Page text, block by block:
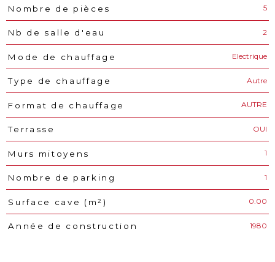
Nombre de pièces 5
Nb de salle d'eau 2
Mode de chauffage Electrique
Type de chauffage Autre
Format de chauffage AUTRE
Terrasse OUI
Murs mitoyens 1
Nombre de parking 1
Surface cave (m²) 0.00
Année de construction 1980